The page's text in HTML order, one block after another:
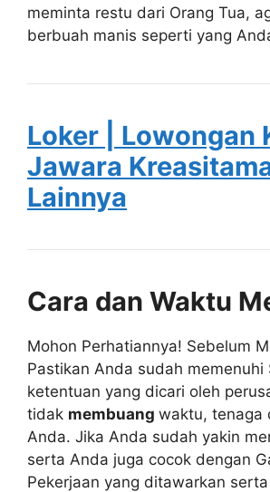
meminta restu dari Orang Tua,
berbuah manis seperti yang
Loker | Lowongan
Jawara
Lainnya
Cara dan Waktu
Mohon Perhatiannya! Sebelum
Pastikan Anda sudah memenuhi
ketentuan yang dicari oleh
tidak membuang waktu, tenaga
Anda. Jika Anda sudah yakin
serta Anda juga cocok dengan
Pekerjaan yang ditawarkan